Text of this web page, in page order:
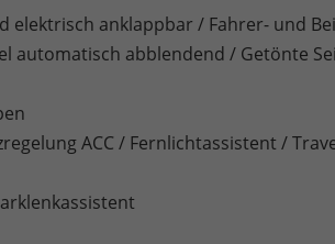
elektrisch anklappbar / Fahrer- und
automatisch abblendend / Getönte
ACC / Fernlichtassistent /